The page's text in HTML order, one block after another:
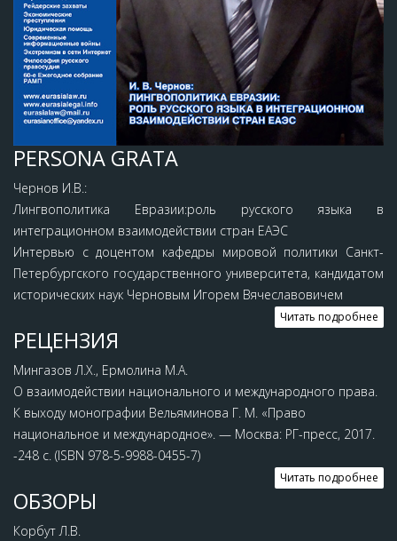
PERSONA GRATA
Чернов И.В.:
Лингвополитика Евразии:роль русского языка в
интеграционном взаимодействии стран ЕАЭС
Интервью с доцентом кафедры мировой политики Санкт-
Петербургского государственного университета, кандидатом
исторических наук Черновым Игорем Вячеславовичем
Читать подробнее
РЕЦЕНЗИЯ
Мингазов Л.Х., Ермолина М.А.
О взаимодействии национального и международного права.
К выходу монографии Вельяминова Г. М. «Право
национальное и международное». — Москва: РГ-пресс, 2017.
-248 с. (ISBN 978-5-9988-0455-7)
Читать подробнее
ОБЗОРЫ
Корбут Л.В.